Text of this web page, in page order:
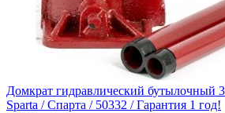
Домкрат гидравлический бутылочный
Sparta / Спарта / 50332 / Гарантия 1 год!